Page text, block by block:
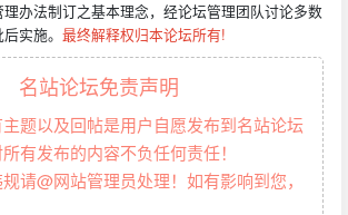
办法制订之基本理念，经论坛管理团队讨论多数
后实施。最终解释权归本论坛所有!
名站论坛免责声明
题以及回帖是用户自愿发布到名站论坛
有发布的内容不负任何责任！
请@网站管理员处理！如有影响到您，